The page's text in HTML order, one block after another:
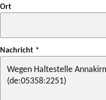
Ort
Nachricht *